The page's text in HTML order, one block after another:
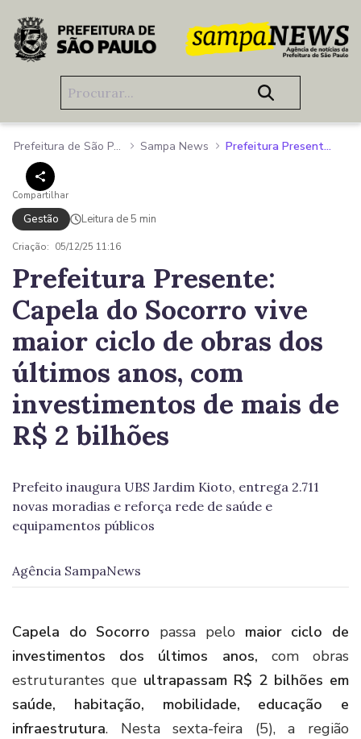
Pular para o Conteúdo principal
Prefeitura de São Paulo Sampa News Prefeitura Presente: Capela do Socorro vive maior ciclo de obras dos últimos anos, com investimentos de mais de R$ 2 bilhões
Compartilhar
Gestão Leitura de 5 min
Criação: 05/12/25 11:16
Prefeitura Presente:
Capela do Socorro vive
maior ciclo de obras dos
últimos anos, com
investimentos de mais de
R$ 2 bilhões
Prefeito inaugura UBS Jardim Kioto, entrega 2.711
novas moradias e reforça rede de saúde e
equipamentos públicos
Agência SampaNews
Capela do Socorro passa pelo maior ciclo de
investimentos dos últimos anos, com obras
estruturantes que ultrapassam R$ 2 bilhões em
saúde, habitação, mobilidade, educação e
infraestrutura. Nesta sexta-feira (5), a região